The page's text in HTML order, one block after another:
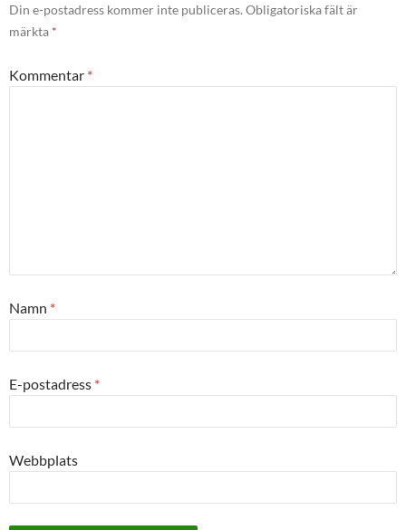
Din e-postadress kommer inte publiceras. Obligatoriska fält är
märkta *
Kommentar *
Namn *
E-postadress *
Webbplats